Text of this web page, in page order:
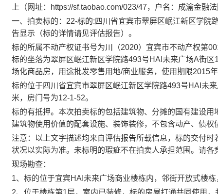
上（网址：
https://sf.taobao.com/023/47，户名：成渝金融
一、拍卖标的： 22-标的:四川省宜宾市翠屏区岷江新区学院
告显示（标的详情请见评估报告）。
标的所属不动产权证书号为川（2020）宜宾市不动产权第
标的坐落为翠屏区岷江新区学院路493号HAI 未来广场A街区
场化商品房，用途批发零售用地/商业服务，使用期限2015年
标的位于四川省宜宾市翠屏区岷江新区学院路493号HAI 未
米，房门号为12-1-52。
标的有抵押。本次拍卖标的包括建筑物、分摊的国有建设用
建筑物使用价值的配套设施、装饰装修，不包含动产、债
注意：以上文字描述均来自评估报告所载信息，标的交付
状况以实际为准。未标明的瑕疵不在拍卖人承担范围。请
现场勘查：
1、标的位于宜宾HAI 未来广场商业楼栋内，邻街开放式楼栋
2、位于楼栋第1层，室内已装修，标的房屋打通共同使用